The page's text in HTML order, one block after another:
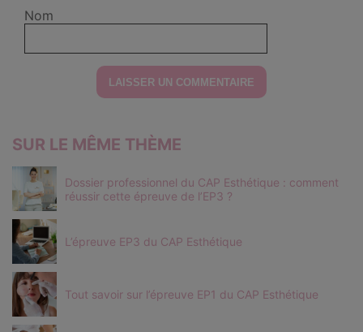
Nom
SUR LE MÊME THÈME
Dossier professionnel du CAP Esthétique : comment
réussir cette épreuve de l’EP3 ?
L’épreuve EP3 du CAP Esthétique
Tout savoir sur l’épreuve EP1 du CAP Esthétique